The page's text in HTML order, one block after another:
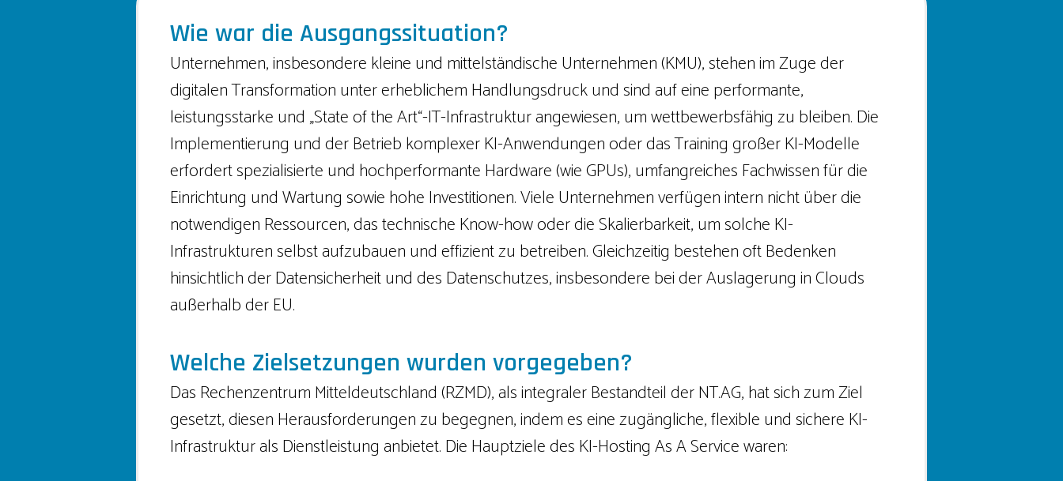
Wie war die Ausgangssituation?
Unternehmen, insbesondere kleine und mittelständische Unternehmen (KMU), stehen im Zuge der
digitalen Transformation unter erheblichem Handlungsdruck und sind auf eine performante,
leistungsstarke und „State of the Art“-IT-Infrastruktur angewiesen, um wettbewerbsfähig zu bleiben. Die
Implementierung und der Betrieb komplexer KI-Anwendungen oder das Training großer KI-Modelle
erfordert spezialisierte und hochperformante Hardware (wie GPUs), umfangreiches Fachwissen für die
Einrichtung und Wartung sowie hohe Investitionen. Viele Unternehmen verfügen intern nicht über die
notwendigen Ressourcen, das technische Know-how oder die Skalierbarkeit, um solche KI-
Infrastrukturen selbst aufzubauen und effizient zu betreiben. Gleichzeitig bestehen oft Bedenken
hinsichtlich der Datensicherheit und des Datenschutzes, insbesondere bei der Auslagerung in Clouds
außerhalb der EU.
Welche Zielsetzungen wurden vorgegeben?
Das Rechenzentrum Mitteldeutschland (RZMD), als integraler Bestandteil der NT.AG, hat sich zum Ziel
gesetzt, diesen Herausforderungen zu begegnen, indem es eine zugängliche, flexible und sichere KI-
Infrastruktur als Dienstleistung anbietet. Die Hauptziele des KI-Hosting As A Service waren: